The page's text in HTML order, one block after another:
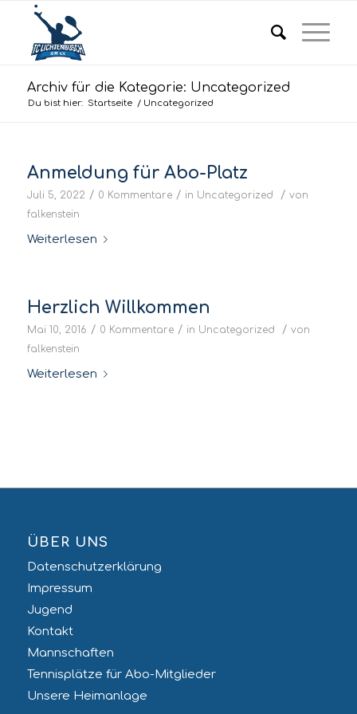
Archiv für die Kategorie: Uncategorized
Du bist hier: Startseite / Uncategorized
Anmeldung für Abo-Platz
Juli 5, 2022 / 0 Kommentare / in Uncategorized / von
falkenstein
Weiterlesen
Herzlich Willkommen
Mai 10, 2016 / 0 Kommentare / in Uncategorized / von
falkenstein
Weiterlesen
ÜBER UNS
Datenschutzerklärung
Impressum
Jugend
Kontakt
Mannschaften
Tennisplätze für Abo-Mitglieder
Unsere Heimanlage